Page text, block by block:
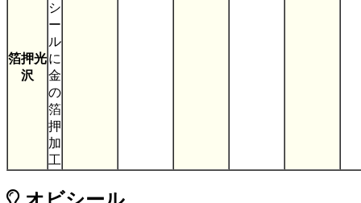
箔押光
沢
シ
ー
ル
に
金
の
箔
押
加
工